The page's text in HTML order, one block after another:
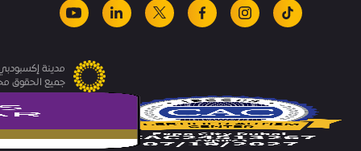
tiktok
instagram
facebook
x
linkedin
youtube
مدينة
جميع الحقوق